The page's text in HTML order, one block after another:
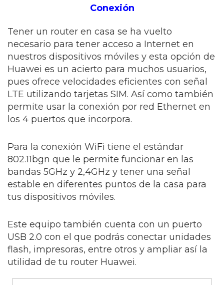
Conexión
Tener un router en casa se ha vuelto
necesario para tener acceso a Internet en
nuestros dispositivos móviles y esta opción de
Huawei es un acierto para muchos usuarios,
pues ofrece velocidades eficientes con señal
LTE utilizando tarjetas SIM. Así como también
permite usar la conexión por red Ethernet en
los 4 puertos que incorpora.
Para la conexión WiFi tiene el estándar
802.11bgn que le permite funcionar en las
bandas 5GHz y 2,4GHz y tener una señal
estable en diferentes puntos de la casa para
tus dispositivos móviles.
Este equipo también cuenta con un puerto
USB 2.0 con el que podrás conectar unidades
flash, impresoras, entre otros y ampliar así la
utilidad de tu router Huawei.